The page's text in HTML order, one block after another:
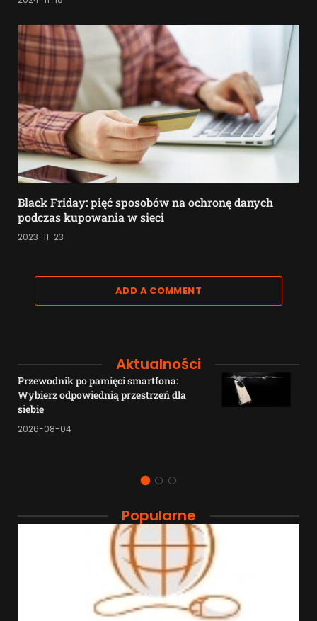
Black Friday: pięć sposobów na ochronę danych
podczas kupowania w sieci
2023-11-23
ADD A COMMENT
Aktualności
Przewodnik po pamięci smartfona:
Wybierz odpowiednią przestrzeń dla
siebie
2026-08-04
Popularne